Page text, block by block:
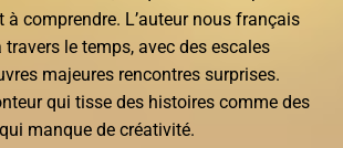
comprendre. L’auteur nous français
le temps, avec des escales
majeures rencontres surprises.
qui tisse des histoires comme des
manque de créativité.